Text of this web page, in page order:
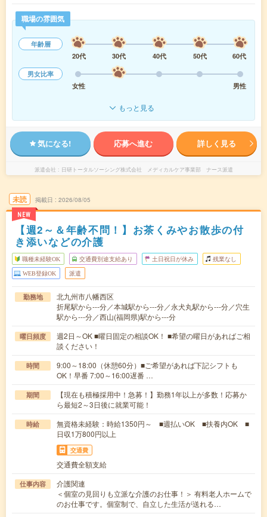
職場の雰囲気
年齢層
20代
30代 40代 50代
60代
男女比率
女性
男性
もっと見る
気になる! 応募へ進む 詳しく見る
派遣会社 日研トータルソーシング株式会社 メディカルケア事業部 ナース派遣
未読
NEW
掲載日 2026/08/05
【週2～＆年齢不問！】お茶くみやお散歩の付
き添いなどの介護
職種未経験OK 交通費別途支給あり 土日祝日が休み 残業なし
WEB登録OK 派遣
勤務地
北九州市八幡西区
折尾駅から---分／本城駅から---分／永犬丸駅から---分／穴生
駅から---分／西山(福岡県)駅から---分
曜日頻度
週2日～OK ■曜日固定の相談OK！ ■希望の曜日があればご相
談ください！
時間
9:00～18:00（休憩60分）■ご希望があれば下記シフトも
OK！早番 7:00～16:00遅番 …
期間
【現在も積極採用中！急募！】勤務1年以上が多数！応募か
ら最短2～3日後に就業可能！
時給
無資格未経験：時給1350円～ ■週払いOK ■扶養内OK ■
日収1万800円以上
交通費
交通費全額支給
仕事内容
介護関連
＜個室の見回りも立派な介護のお仕事！＞ 有料老人ホームで
のお仕事です。個室制で、自立した生活が送れる…